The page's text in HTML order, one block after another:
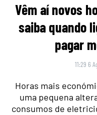
Vêm aí novos
saiba quando
pagar
11:29 6
Horas mais
uma pequena
consumos de